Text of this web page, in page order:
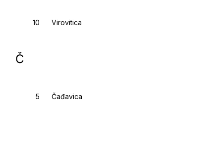
Virovitica
Č
Čađavica